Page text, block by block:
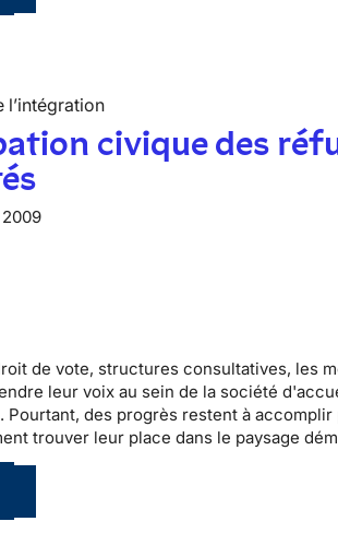
l’intégration
civique des
2009
de vote, structures consultatives, les
leur voix au sein de la société
Pourtant, des progrès restent à accomplir
trouver leur place dans le paysage